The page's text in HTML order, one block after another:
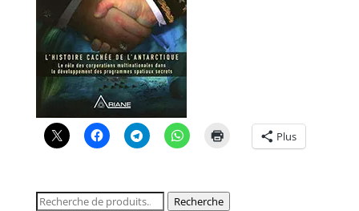
Plus
Recherche
Recherche